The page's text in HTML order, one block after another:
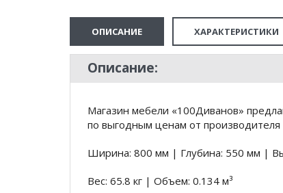
ОПИСАНИЕ ХАРАКТЕРИСТИКИ
Описание:
Магазин мебели «100Диванов»
по выгодным ценам от производителя
Ширина: 800 мм | Глубина: 550 мм |
Вес: 65.8 кг | Объем: 0.134 м³